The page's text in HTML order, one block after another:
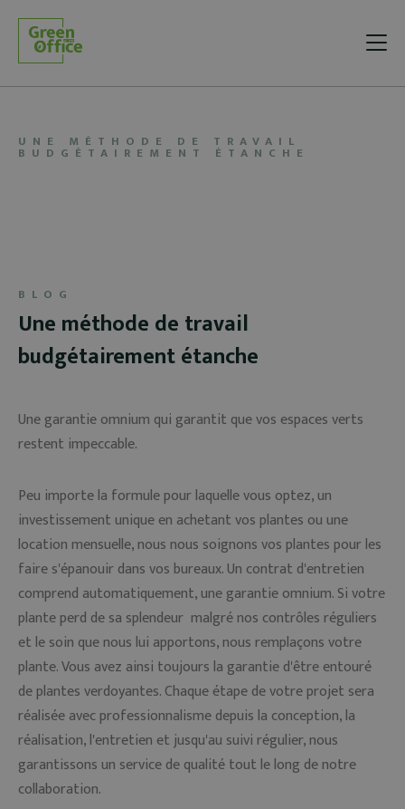
UNE MÉTHODE DE TRAVAIL
BUDGÉTAIREMENT ÉTANCHE
BLOG
Une méthode de travail
budgétairement étanche
Une garantie omnium qui garantit que vos espaces verts
restent impeccable.
Peu importe la formule pour laquelle vous optez, un
investissement unique en achetant vos plantes ou une
location mensuelle, nous nous soignons vos plantes pour les
faire s'épanouir dans vos bureaux. Un contrat d'entretien
comprend automatiquement, une garantie omnium. Si votre
plante perd de sa splendeur malgré nos contrôles réguliers
et le soin que nous lui apportons, nous remplaçons votre
plante. Vous avez ainsi toujours la garantie d'être entouré
de plantes verdoyantes. Chaque étape de votre projet sera
réalisée avec professionnalisme depuis la conception, la
réalisation, l'entretien et jusqu'au suivi régulier, nous
garantissons un service de qualité tout le long de notre
collaboration.